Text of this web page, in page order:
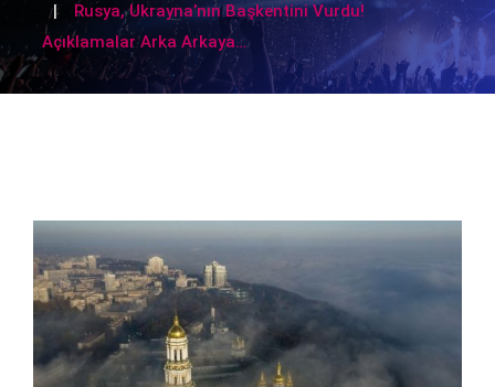
Rusya, Ukrayna’nın Başkentini Vurdu!
Açıklamalar Arka Arkaya…